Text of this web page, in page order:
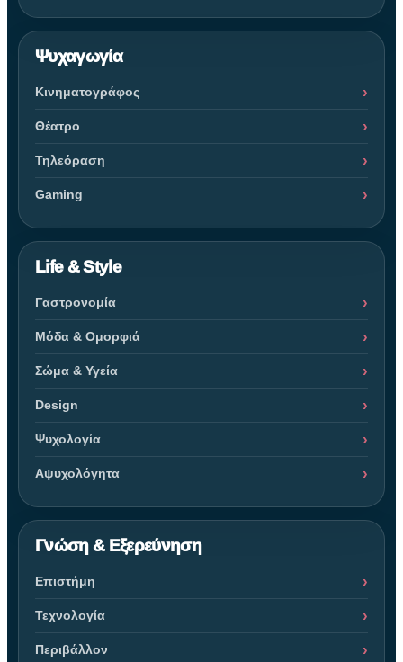
Ψυχαγωγία
Κινηματογράφος
Θέατρο
Τηλεόραση
Gaming
Life & Style
Γαστρονομία
Μόδα & Ομορφιά
Σώμα & Υγεία
Design
Ψυχολογία
Αψυχολόγητα
Γνώση & Εξερεύνηση
Επιστήμη
Τεχνολογία
Περιβάλλον